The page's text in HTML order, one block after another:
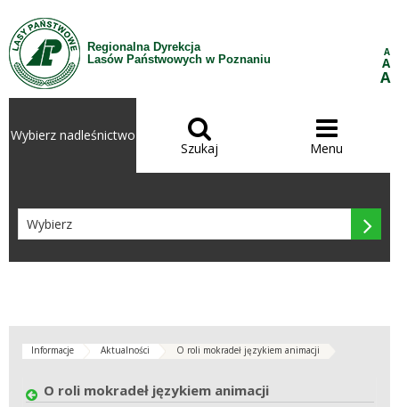
Przejdź do treści
Regionalna Dyrekcja
Lasów Państwowych w Poznaniu
A
A
A
Wybierz nadleśnictwo 
Szukaj

Menu

Informacje Aktualności O roli mokradeł językiem animacji
O roli mokradeł językiem animacji